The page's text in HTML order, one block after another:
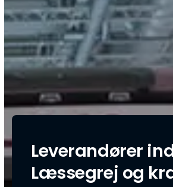
Leverandører
Læssegrej og